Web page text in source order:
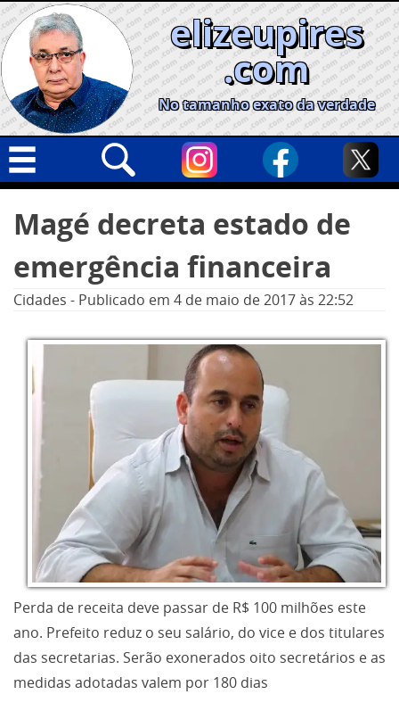
Skip
to
content
elizeupires
.com
No tamanho exato da verdade
Geral
Cidades
Política
Opinião
Informe especial
por:
Magé decreta estado de
emergência financeira
Cidades - Publicado em 4 de maio de 2017às 22:52
Perda de receita deve passar de R$ 100 milhões este
ano. Prefeito reduz o seu salário, do vice e dos titulares
das secretarias. Serão exonerados oito secretários e as
medidas adotadas valem por 180 dias